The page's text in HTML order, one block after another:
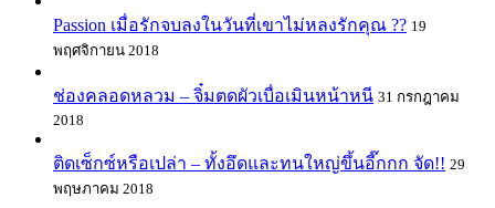
Passion เมื่อรักจบลงในวันที่เขาไม่หลงรักคุณ ?? 19
พฤศจิกายน 2018
ช่องคลอดหลวม – จิ๋มตดผัวเบื่อเมินหน้าหนี 31 กรกฎาคม
2018
ติดเซ็กซ์หรือเปล่า – ทั้งอึดและทนใหญ่ขึ้นอี๊กกก จัด!! 29
พฤษภาคม 2018